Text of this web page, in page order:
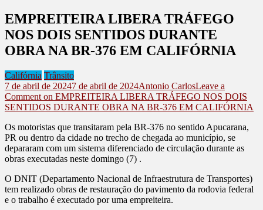
EMPREITEIRA LIBERA TRÁFEGO
NOS DOIS SENTIDOS DURANTE
OBRA NA BR-376 EM CALIFÓRNIA
Califórnia Trânsito
7 de abril de 20247 de abril de 2024Antonio CarlosLeave a
Comment on EMPREITEIRA LIBERA TRÁFEGO NOS DOIS
SENTIDOS DURANTE OBRA NA BR-376 EM CALIFÓRNIA
Os motoristas que transitaram pela BR-376 no sentido Apucarana,
PR ou dentro da cidade no trecho de chegada ao município, se
depararam com um sistema diferenciado de circulação durante as
obras executadas neste domingo (7) .
O DNIT (Departamento Nacional de Infraestrutura de Transportes)
tem realizado obras de restauração do pavimento da rodovia federal
e o trabalho é executado por uma empreiteira.